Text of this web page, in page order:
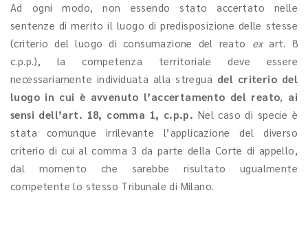
Ad ogni modo, non essendo stato accertato nelle
sentenze di merito il luogo di predisposizione delle stesse
(criterio del luogo di consumazione del reato exart. 8
c.p.p.), la competenza territoriale deve essere
necessariamente individuata alla stregua del criterio del
luogo in cui è avvenuto l’accertamento del reato, ai
sensi dell’art. 18, comma 1, c.p.p. Nel caso di specie è
stata comunque irrilevante l’applicazione del diverso
criterio di cui al comma 3 da parte della Corte di appello,
dal momento che sarebbe risultato ugualmente
competente lo stesso Tribunale di Milano.